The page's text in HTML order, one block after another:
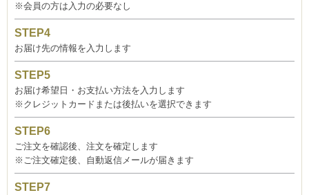
※会員の方は入力の必要なし
お届け先の情報を入力します
お届け希望日・お支払い方法を入力します
※クレジットカードまたは後払いを選択できます
ご注文を確認後、注文を確定します
※ご注文確定後、自動返信メールが届きます